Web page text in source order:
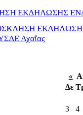
Αχαΐας
«
Δε
3
4